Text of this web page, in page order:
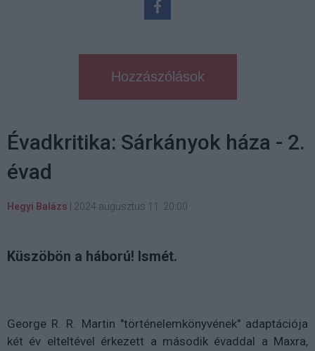
Hozzászólások
Évadkritika: Sárkányok háza - 2.
évad
Hegyi Balázs 2024 augusztus 11. 20:00
Küszöbön a háború! Ismét.
George R. R. Martin "történelemkönyvének" adaptációja
két év elteltével érkezett a második évaddal a Maxra,